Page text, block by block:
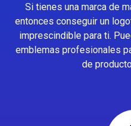
Si tienes una marca de
entonces conseguir un
imprescindible para ti.
emblemas profesionales
de